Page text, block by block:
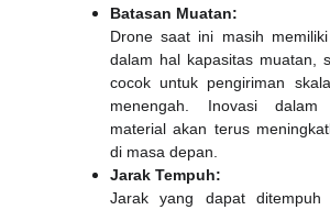
Batasan Muatan:
Drone saat ini masih
dalam hal kapasitas muatan,
cocok untuk pengiriman
menengah. Inovasi
material akan terus
di masa depan.
Jarak Tempuh:
Jarak yang dapat ditempuh